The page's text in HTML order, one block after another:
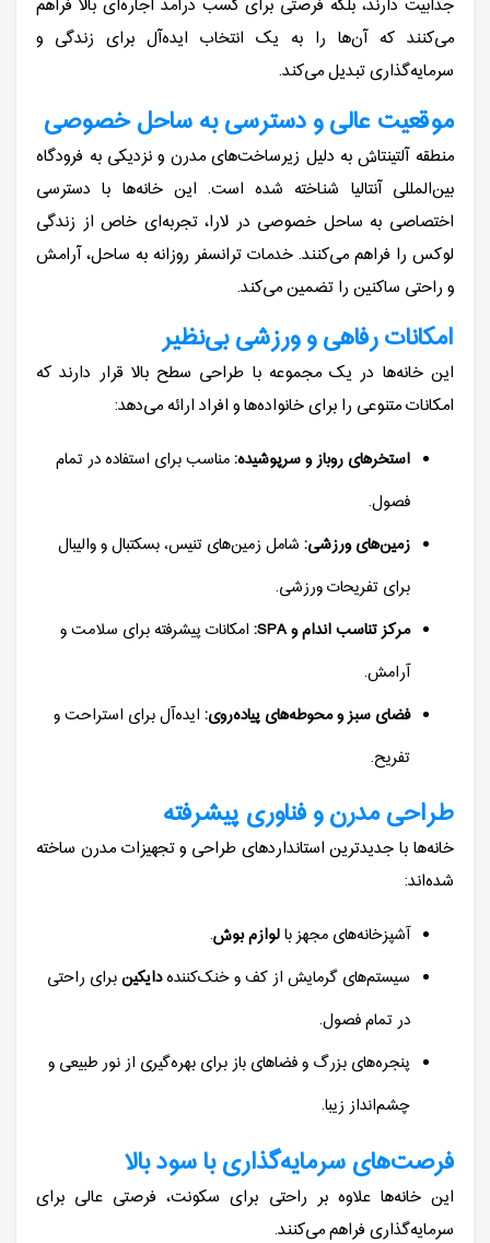
می‌کنند که آن‌ها را به یک انتخاب ایده‌آل برای زندگی و
سرمایه‌گذاری تبدیل می‌کند.
موقعیت عالی و دسترسی به ساحل خصوصی
منطقه آلتینتاش به دلیل زیرساخت‌های مدرن و نزدیکی به فرودگاه
بین‌المللی آنتالیا شناخته شده است. این خانه‌ها با دسترسی
اختصاصی به ساحل خصوصی در لارا، تجربه‌ای خاص از زندگی
لوکس را فراهم می‌کنند. خدمات ترانسفر روزانه به ساحل، آرامش
و راحتی ساکنین را تضمین می‌کند.
امکانات رفاهی و ورزشی بی‌نظیر
این خانه‌ها در یک مجموعه با طراحی سطح بالا قرار دارند که
امکانات متنوعی را برای خانواده‌ها و افراد ارائه می‌دهد:
استخرهای روباز و سرپوشیده:مناسب برای استفاده در تمام
فصول.
زمین‌های ورزشی:شامل زمین‌های تنیس، بسکتبال و والیبال
برای تفریحات ورزشی.
مرکز تناسب اندام و SPA:
امکانات پیشرفته برای سلامت و
آرامش.
فضای سبز و محوطه‌های پیاده‌روی:ایده‌آل برای استراحت و
تفریح.
طراحی مدرن و فناوری پیشرفته
خانه‌ها با جدیدترین استانداردهای طراحی و تجهیزات مدرن ساخته
شده‌اند:
آشپزخانه‌های مجهز بالوازم بوش.
سیستم‌های گرمایش از کف و خنک‌کنندهدایکینبرای راحتی
در تمام فصول.
پنجره‌های بزرگ و فضاهای باز برای بهره‌گیری از نور طبیعی و
چشم‌انداز زیبا.
فرصت‌های سرمایه‌گذاری با سود بالا
این خانه‌ها علاوه بر راحتی برای سکونت، فرصتی عالی برای
سرمایه‌گذاری فراهم می‌کنند.